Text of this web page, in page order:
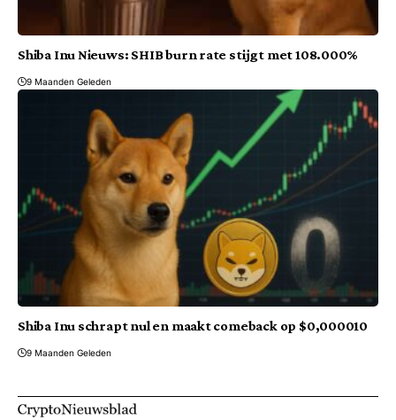
Shiba Inu Nieuws: SHIB burn rate stijgt met 108.000%
9 Maanden Geleden
Shiba Inu schrapt nul en maakt comeback op $0,000010
9 Maanden Geleden